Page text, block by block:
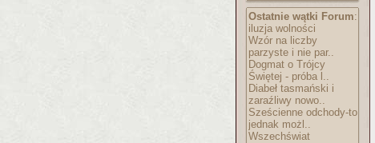
Ostatnie wątki Forum:
iluzja wolności
Wzór na liczby
parzyste i nie par..
Dogmat o Trójcy
Świętej - próba l..
Diabeł tasmański i
zaraźliwy nowo..
Sześcienne odchody-to
jednak możl..
Wszechświat